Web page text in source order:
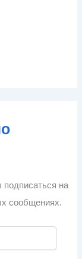
подписаться на
сообщениях.